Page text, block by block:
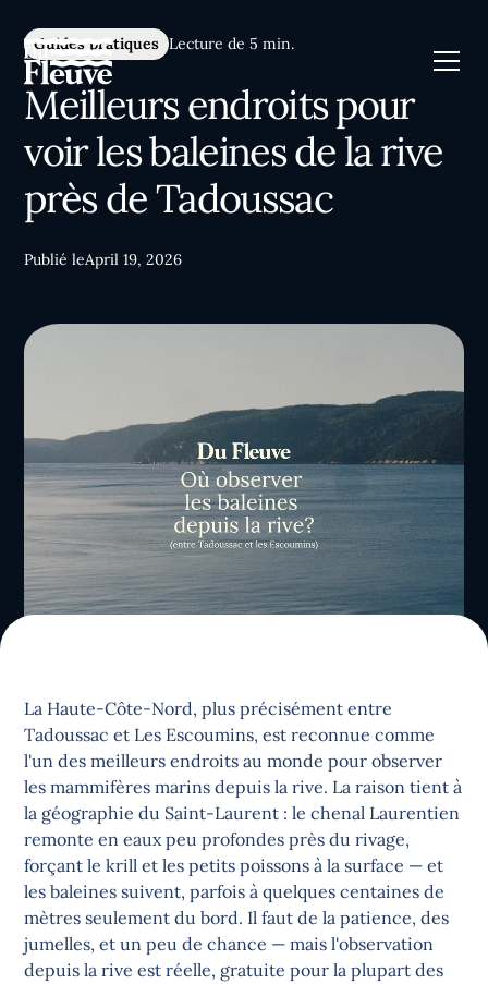
Guides pratiques Lecture de 5 min.
Meilleurs endroits pour
voir les baleines de la rive
près de Tadoussac
Publié leApril 19, 2026
La Haute-Côte-Nord, plus précisément entre
Tadoussac et Les Escoumins, est reconnue comme
l'un des meilleurs endroits au monde pour observer
les mammifères marins depuis la rive. La raison tient à
la géographie du Saint-Laurent : le chenal Laurentien
remonte en eaux peu profondes près du rivage,
forçant le krill et les petits poissons à la surface — et
les baleines suivent, parfois à quelques centaines de
mètres seulement du bord. Il faut de la patience, des
jumelles, et un peu de chance — mais l'observation
depuis la rive est réelle, gratuite pour la plupart des